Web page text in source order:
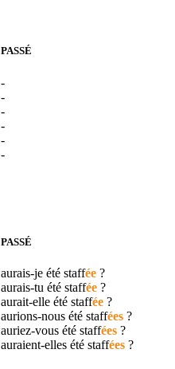
PASSÉ
-
-
-
-
-
-
PASSÉ
aurais-je été staffée?
aurais-tu été staffée?
aurait-elle été staffée?
aurions-nous été staffées?
auriez-vous été staffées?
auraient-elles été staffées?